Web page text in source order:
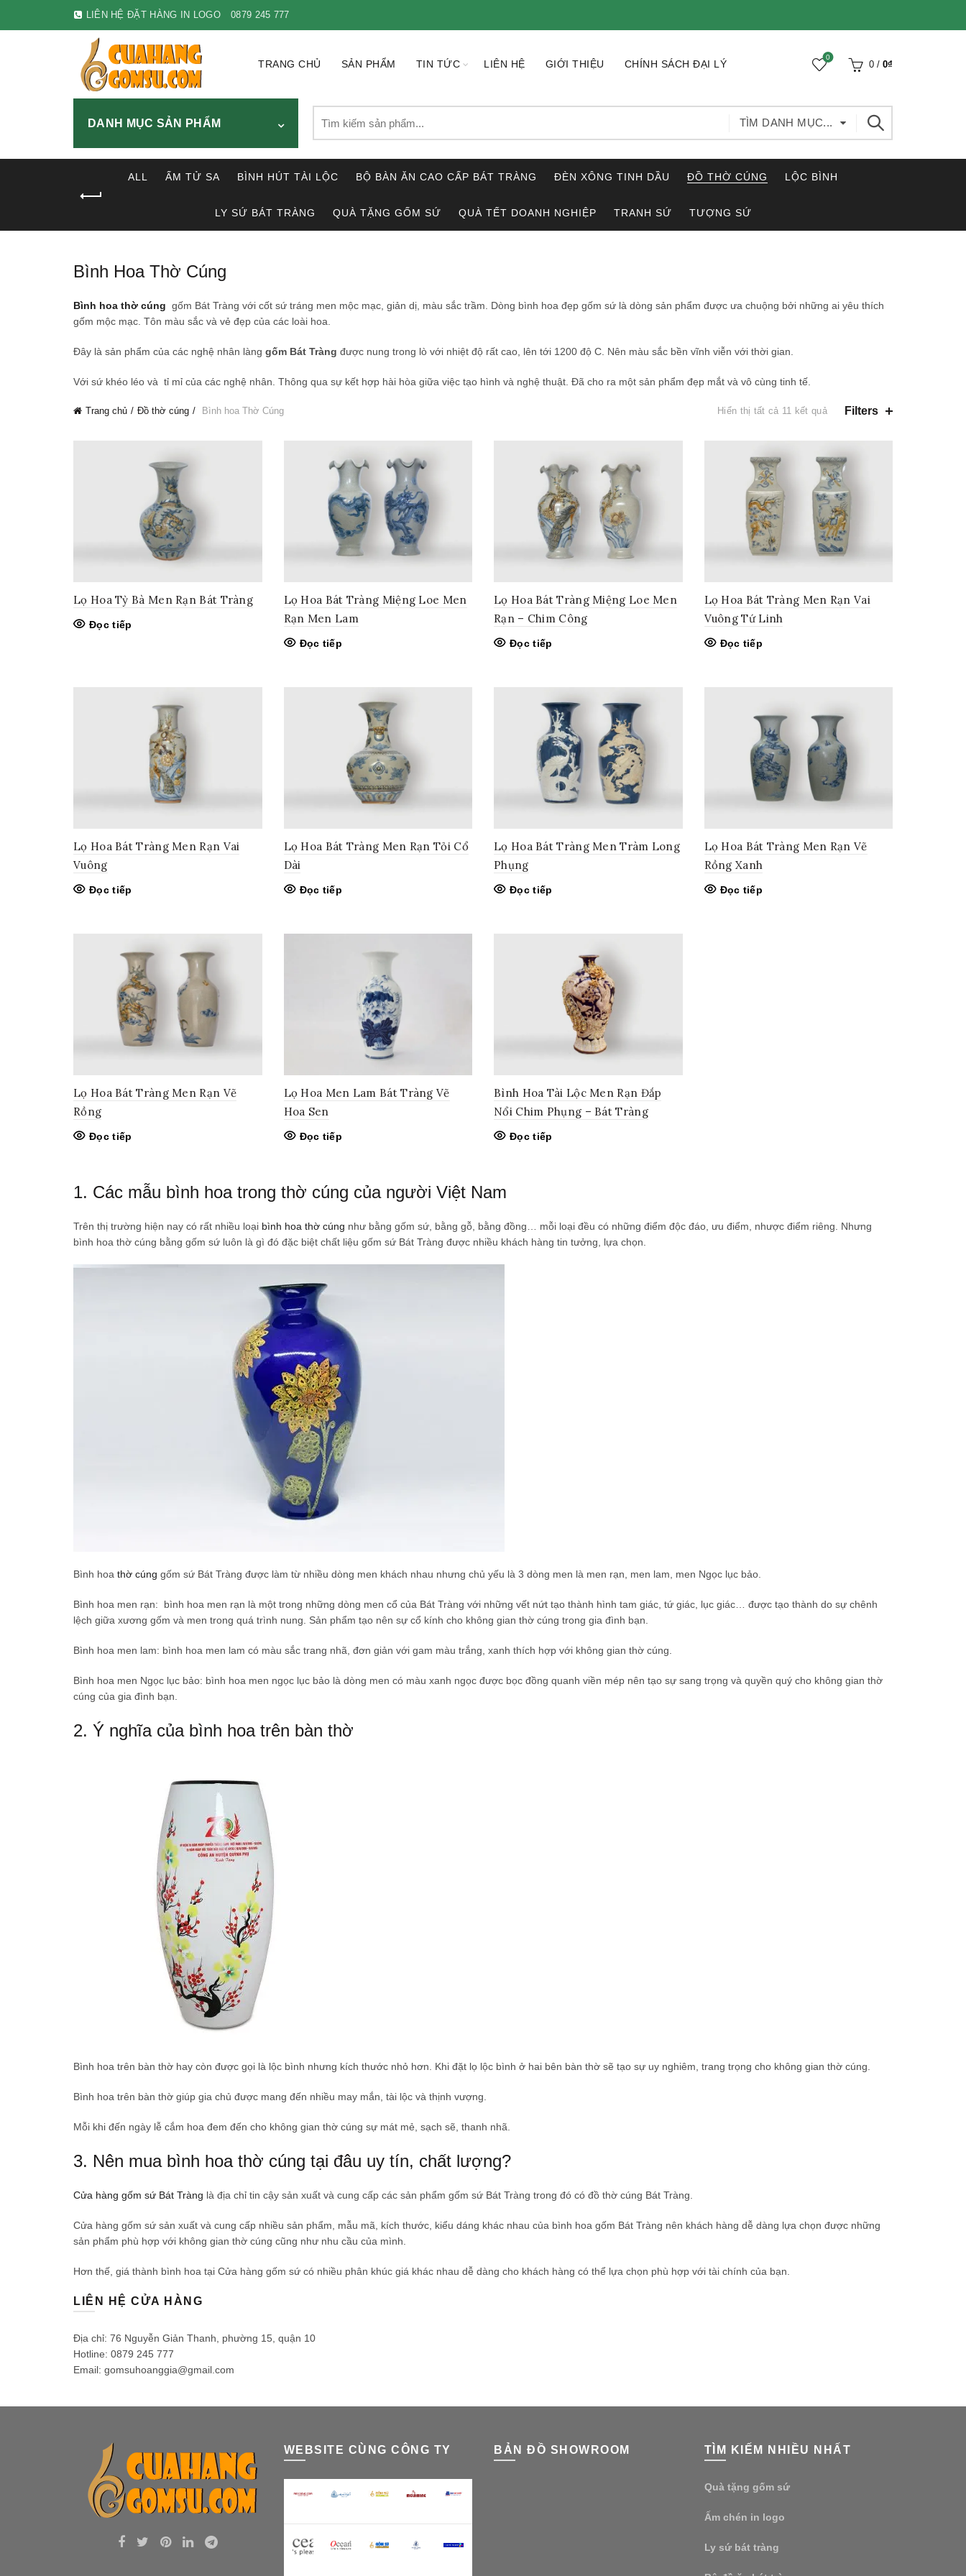
LIÊN HỆ ĐẶT HÀNG IN LOGO 0879 245 777
TRANG CHỦ SẢN PHẨM TIN TỨC LIÊN HỆ GIỚI THIỆU CHÍNH SÁCH ĐẠI LÝ
0
0 / 0₫
DANH MỤC SẢN PHẨM
for:
TÌM DANH MỤC...
ALL ẤM TỬ SA BÌNH HÚT TÀI LỘC BỘ BÀN ĂN CAO CẤP BÁT TRÀNG ĐÈN XÔNG TINH DẦU ĐỒ THỜ CÚNG LỘC BÌNH
LY SỨ BÁT TRÀNG QUÀ TẶNG GỐM SỨ QUÀ TẾT DOANH NGHIỆP TRANH SỨ TƯỢNG SỨ
Bình Hoa Thờ Cúng
Bình hoa thờ cúng gốm Bát Tràng với cốt sứ tráng men mộc mạc, giản dị, màu sắc trầm. Dòng bình hoa đẹp gốm sứ là dòng sản phẩm được ưa chuộng bởi những ai yêu thích
gốm mộc mạc. Tôn màu sắc và vẻ đẹp của các loài hoa.
Đây là sản phẩm của các nghệ nhân làng gốm Bát Tràng được nung trong lò với nhiệt độ rất cao, lên tới 1200 độ C. Nên màu sắc bền vĩnh viễn với thời gian.
Với sứ khéo léo và tỉ mỉ của các nghệ nhân. Thông qua sự kết hợp hài hòa giữa việc tạo hình và nghệ thuật. Đã cho ra một sản phẩm đẹp mắt và vô cùng tinh tế.
Trang chủ Đồ thờ cúng Bình hoa Thờ Cúng Hiển thị tất cả 11 kết quảĐã
xếp
theo
mới
nhất
Filters
Lọ Hoa Tỳ Bà Men Rạn Bát Tràng
Đọc tiếp
Lọ Hoa Bát Tràng Miệng Loe Men
Rạn Men Lam
Đọc tiếp
Lọ Hoa Bát Tràng Miệng Loe Men
Rạn – Chim Công
Đọc tiếp
Lọ Hoa Bát Tràng Men Rạn Vai
Vuông Tứ Linh
Đọc tiếp
Lọ Hoa Bát Tràng Men Rạn Vai
Vuông
Đọc tiếp
Lọ Hoa Bát Tràng Men Rạn Tỏi Cổ
Dài
Đọc tiếp
Lọ Hoa Bát Tràng Men Tràm Long
Phụng
Đọc tiếp
Lọ Hoa Bát Tràng Men Rạn Vẽ
Rồng Xanh
Đọc tiếp
Lọ Hoa Bát Tràng Men Rạn Vẽ
Rồng
Đọc tiếp
Lọ Hoa Men Lam Bát Tràng Vẽ
Hoa Sen
Đọc tiếp
Bình Hoa Tài Lộc Men Rạn Đắp
Nổi Chim Phụng – Bát Tràng
Đọc tiếp
1. Các mẫu bình hoa trong thờ cúng của người Việt Nam
Trên thị trường hiện nay có rất nhiều loại bình hoa thờ cúng như bằng gốm sứ, bằng gỗ, bằng đồng… mỗi loại đều có những điểm độc đáo, ưu điểm, nhược điểm riêng. Nhưng
bình hoa thờ cúng bằng gốm sứ luôn là gì đó đặc biệt chất liệu gốm sứ Bát Tràng được nhiều khách hàng tin tưởng, lựa chọn.
Bình hoa thờ cúng gốm sứ Bát Tràng được làm từ nhiều dòng men khách nhau nhưng chủ yếu là 3 dòng men là men rạn, men lam, men Ngọc lục bảo.
Bình hoa men rạn: bình hoa men rạn là một trong những dòng men cổ của Bát Tràng với những vết nứt tạo thành hình tam giác, tứ giác, lục giác… được tạo thành do sự chênh
lệch giữa xương gốm và men trong quá trình nung. Sản phẩm tạo nên sự cổ kính cho không gian thờ cúng trong gia đình bạn.
Bình hoa men lam: bình hoa men lam có màu sắc trang nhã, đơn giản với gam màu trắng, xanh thích hợp với không gian thờ cúng.
Bình hoa men Ngọc lục bảo: bình hoa men ngọc lục bảo là dòng men có màu xanh ngọc được bọc đồng quanh viền mép nên tạo sự sang trọng và quyền quý cho không gian thờ
cúng của gia đình bạn.
2. Ý nghĩa của bình hoa trên bàn thờ
Bình hoa trên bàn thờ hay còn được gọi là lộc bình nhưng kích thước nhỏ hơn. Khi đặt lọ lộc bình ở hai bên bàn thờ sẽ tạo sự uy nghiêm, trang trọng cho không gian thờ cúng.
Bình hoa trên bàn thờ giúp gia chủ được mang đến nhiều may mắn, tài lộc và thịnh vượng.
Mỗi khi đến ngày lễ cắm hoa đem đến cho không gian thờ cúng sự mát mẻ, sạch sẽ, thanh nhã.
3. Nên mua bình hoa thờ cúng tại đâu uy tín, chất lượng?
Cửa hàng gốm sứ Bát Tràng là địa chỉ tin cậy sản xuất và cung cấp các sản phẩm gốm sứ Bát Tràng trong đó có đồ thờ cúng Bát Tràng.
Cửa hàng gốm sứ sản xuất và cung cấp nhiều sản phẩm, mẫu mã, kích thước, kiểu dáng khác nhau của bình hoa gốm Bát Tràng nên khách hàng dễ dàng lựa chọn được những
sản phẩm phù hợp với không gian thờ cúng cũng như nhu cầu của mình.
Hơn thế, giá thành bình hoa tại Cửa hàng gốm sứ có nhiều phân khúc giá khác nhau dễ dàng cho khách hàng có thể lựa chọn phù hợp với tài chính của bạn.
LIÊN HỆ CỬA HÀNG
Địa chỉ: 76 Nguyễn Giản Thanh, phường 15, quận 10
Hotline: 0879 245 777
Email: gomsuhoanggia@gmail.com
WEBSITE CÙNG CÔNG TY BẢN ĐỒ SHOWROOM TÌM KIẾM NHIỀU NHẤT
Quà tặng gốm sứ
Ấm chén in logo
Ly sứ bát tràng